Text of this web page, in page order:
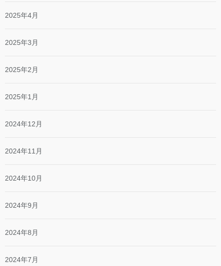
2025年4月
2025年3月
2025年2月
2025年1月
2024年12月
2024年11月
2024年10月
2024年9月
2024年8月
2024年7月